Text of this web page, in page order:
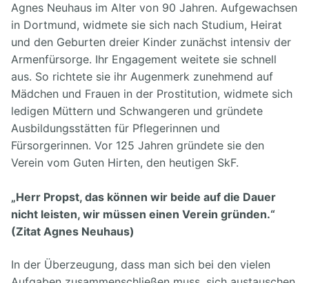
Agnes Neuhaus im Alter von 90 Jahren. Aufgewachsen
in Dortmund, widmete sie sich nach Studium, Heirat
und den Geburten dreier Kinder zunächst intensiv der
Armenfürsorge. Ihr Engagement weitete sie schnell
aus. So richtete sie ihr Augenmerk zunehmend auf
Mädchen und Frauen in der Prostitution, widmete sich
ledigen Müttern und Schwangeren und gründete
Ausbildungsstätten für Pflegerinnen und
Fürsorgerinnen. Vor 125 Jahren gründete sie den
Verein vom Guten Hirten, den heutigen SkF.
„Herr Propst, das können wir beide auf die Dauer
nicht leisten, wir müssen einen Verein gründen.“
(Zitat Agnes Neuhaus)
In der Überzeugung, dass man sich bei den vielen